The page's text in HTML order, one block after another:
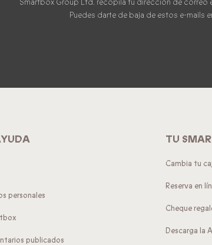
Smartbox Group Ltd. recopila tu dirección de
Puedes darte de baja de estos e-mails
personales
publicados
TU
Cambia tu
Reserva en
Cheque
Descarga la